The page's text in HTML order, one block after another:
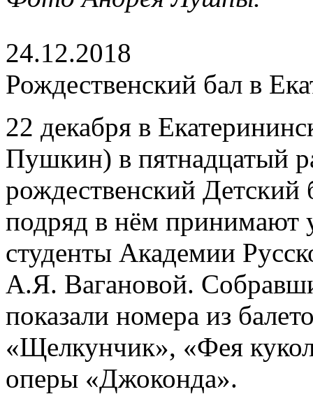
24.12.2018
Рождественский бал в
22 декабря в
Пушкин) в пятнадцатый
рождественский Детский
подряд в нём принимают
студенты Академии
А.Я. Вагановой.
показали номера из
«Щелкунчик», «Фея
оперы «Джоконда».